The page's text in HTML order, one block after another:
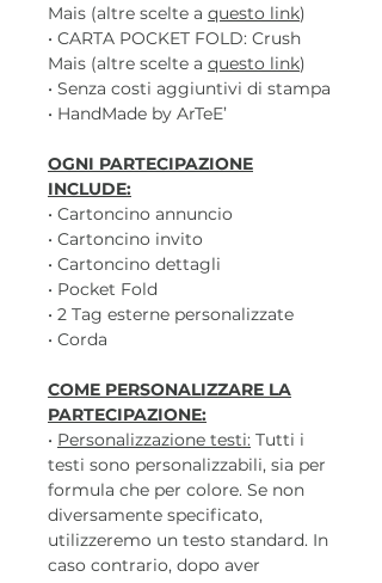
Mais (altre scelte a questo link)
• CARTA POCKET FOLD: Crush
Mais (altre scelte a questo link)
• Senza costi aggiuntivi di stampa
• HandMade by ArTeE’
OGNI PARTECIPAZIONE
INCLUDE:
• Cartoncino annuncio
• Cartoncino invito
• Cartoncino dettagli
• Pocket Fold
• 2 Tag esterne personalizzate
• Corda
COME PERSONALIZZARE LA
PARTECIPAZIONE:
• Personalizzazione testi: Tutti i
testi sono personalizzabili, sia per
formula che per colore. Se non
diversamente specificato,
utilizzeremo un testo standard. In
caso contrario, dopo aver